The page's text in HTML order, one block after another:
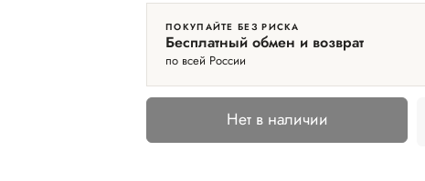
ПОКУПАЙТЕ БЕЗ РИСКА
Бесплатный обмен и возврат
по всей России
Нет в наличии